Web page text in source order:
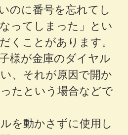
のに番号を忘れてし
ってしまった」とい
くことがあります。
様が金庫のダイヤル
、それが原因で開か
たという場合などで
を動かさずに使用し